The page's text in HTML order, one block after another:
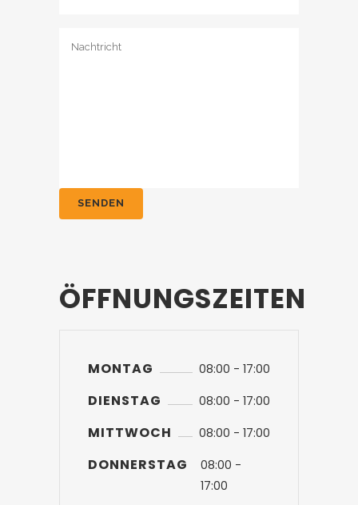
ÖFFNUNGSZEITEN
MONTAG 08:00 - 17:00
DIENSTAG 08:00 - 17:00
MITTWOCH 08:00 - 17:00
DONNERSTAG
08:00 -
17:00